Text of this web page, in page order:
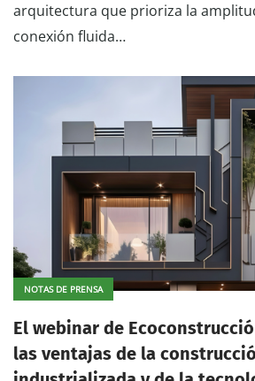
arquitectura que prioriza la
conexión fluida…
NOTAS DE PRENSA
El webinar de
las ventajas de la